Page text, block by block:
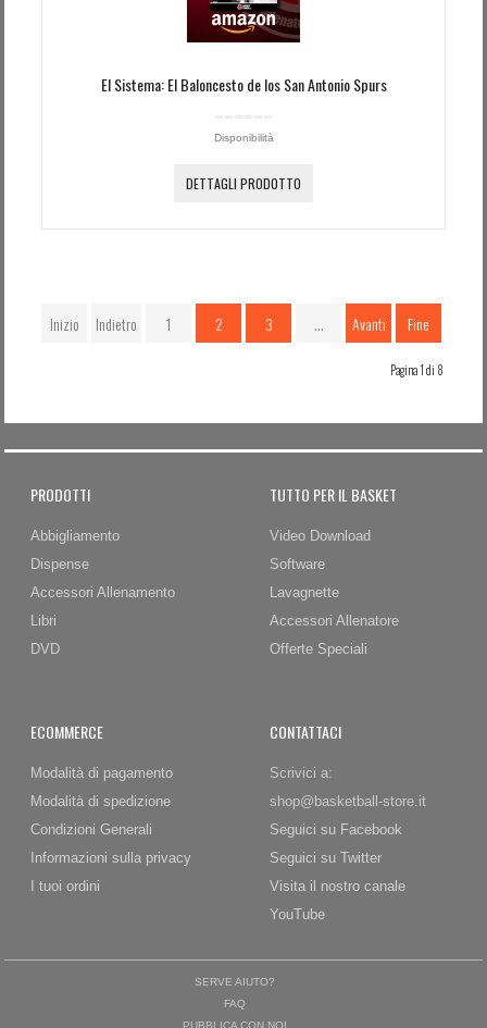
El Sistema: El Baloncesto de los San Antonio Spurs
Disponibilità
DETTAGLI PRODOTTO
Inizio Indietro 1 2 3 … Avanti Fine
Pagina 1 di 8
PRODOTTI
Abbigliamento
Dispense
Accessori Allenamento
Libri
DVD
TUTTO PER IL BASKET
Video Download
Software
Lavagnette
Accessori Allenatore
Offerte Speciali
ECOMMERCE
Modalità di pagamento
Modalità di spedizione
Condizioni Generali
Informazioni sulla privacy
I tuoi ordini
CONTATTACI
Scrivici a:
shop@basketball-store.it
Seguici su Facebook
Seguici su Twitter
Visita il nostro canale
YouTube
SERVE AIUTO?
FAQ
PUBBLICA CON NOI